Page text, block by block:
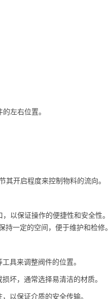
左右位置。
开启程度来控制物料的流向。
以保证操作的便捷性和安全性
一定的空间，便于维护和检修。
具来调整阀件的位置。
坏，通常选择易清洁的材质。
以保证介质的安全传输。